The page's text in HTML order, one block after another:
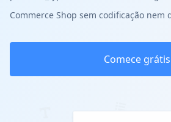
Commerce Shop sem codificação nem
Comece grátis